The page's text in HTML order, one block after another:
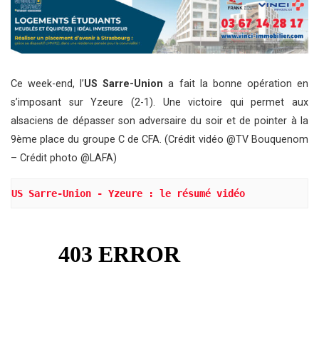
Ce week-end, l’US Sarre-Union a fait la bonne opération en
s’imposant sur Yzeure (2-1). Une victoire qui permet aux
alsaciens de dépasser son adversaire du soir et de pointer à la
9ème place du groupe C de CFA. (Crédit vidéo @TV Bouquenom
– Crédit photo @LAFA)
US Sarre-Union - Yzeure : le résumé vidéo